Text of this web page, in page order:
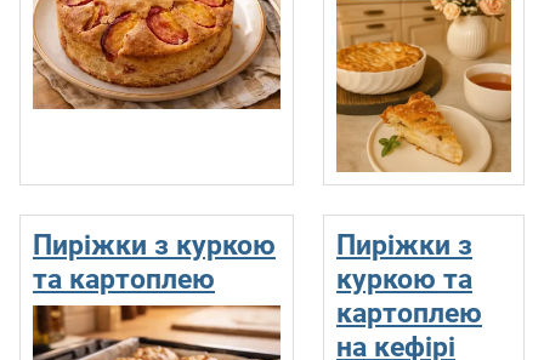
Пиріжки з куркою
та картоплею
Пиріжки з
куркою та
картоплею
на кефірі